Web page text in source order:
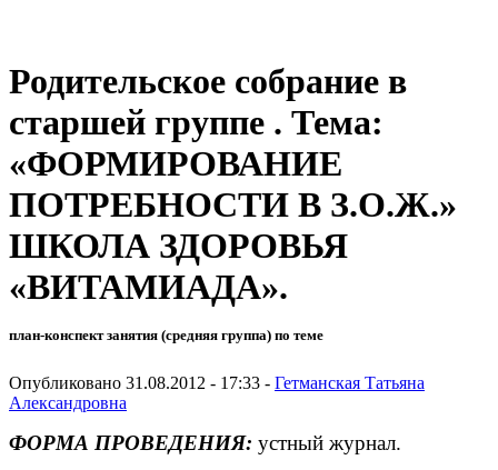
Родительское собрание в
старшей группе . Тема:
«ФОРМИРОВАНИЕ
ПОТРЕБНОСТИ В З.О.Ж.»
ШКОЛА ЗДОРОВЬЯ
«ВИТАМИАДА».
план-конспект занятия (средняя группа) по теме
Опубликовано 31.08.2012 - 17:33 - Гетманская Татьяна
Александровна
ФОРМА ПРОВЕДЕНИЯ: устный журнал.